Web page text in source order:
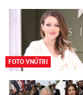
FOTO VNÚTRI